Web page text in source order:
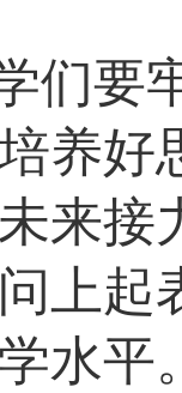
们要
养好
来接
上起
水平